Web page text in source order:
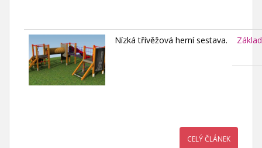
Nízká třívěžová herní sestava.
CELÝ ČLÁNEK